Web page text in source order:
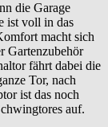
die Garage
ist voll in das
macht sich
Gartenzubehör
fährt dabei die
Tor, nach
ist das noch
auf.